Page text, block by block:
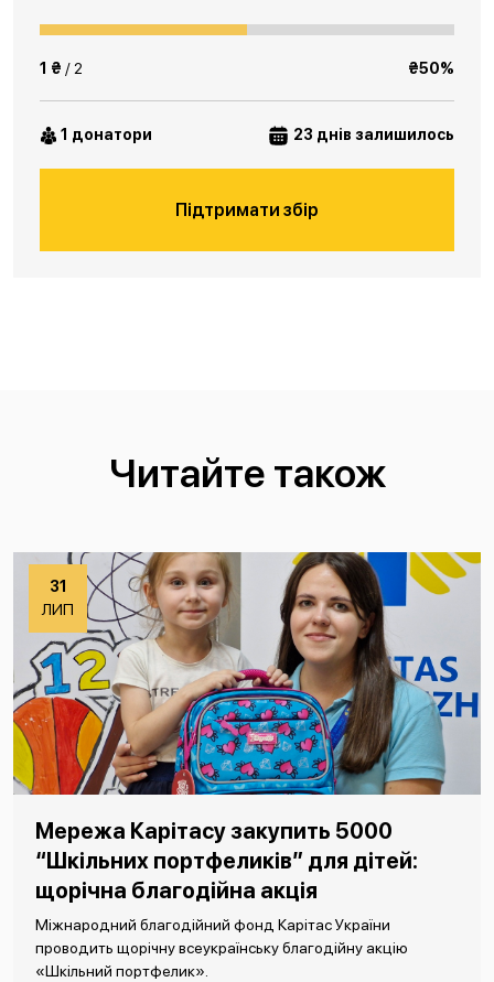
1 ₴ / 2 ₴50%
1 донатори 23 днів залишилось
Підтримати збір
Читайте також
31
ЛИП
Мережа Карітасу закупить 5000
“Шкільних портфеликів” для дітей:
щорічна благодійна акція
Міжнародний благодійний фонд Карітас України
проводить щорічну всеукраїнську благодійну акцію
«Шкільний портфелик».